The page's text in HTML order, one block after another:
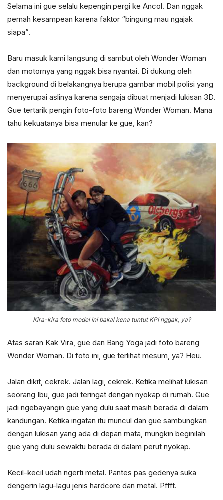
Selama ini gue selalu kepengin pergi ke Ancol. Dan nggak
pernah kesampean karena faktor “bingung mau ngajak
siapa”.
Baru masuk kami langsung di sambut oleh Wonder Woman
dan motornya yang nggak bisa nyantai. Di dukung oleh
background di belakangnya berupa gambar mobil polisi yang
menyerupai aslinya karena sengaja dibuat menjadi lukisan 3D.
Gue tertarik pengin foto-foto bareng Wonder Woman. Mana
tahu kekuatanya bisa menular ke gue, kan?
Kira-kira foto model ini bakal kena tuntut KPI nggak, ya?
Atas saran Kak Vira, gue dan Bang Yoga jadi foto bareng
Wonder Woman. Di foto ini, gue terlihat mesum, ya? Heu.
Jalan dikit, cekrek. Jalan lagi, cekrek. Ketika melihat lukisan
seorang Ibu, gue jadi teringat dengan nyokap di rumah. Gue
jadi ngebayangin gue yang dulu saat masih berada di dalam
kandungan. Ketika ingatan itu muncul dan gue sambungkan
dengan lukisan yang ada di depan mata, mungkin beginilah
gue yang dulu sewaktu berada di dalam perut nyokap.
Kecil-kecil udah ngerti metal. Pantes pas gedenya suka
dengerin lagu-lagu jenis hardcore dan metal. Pffft.